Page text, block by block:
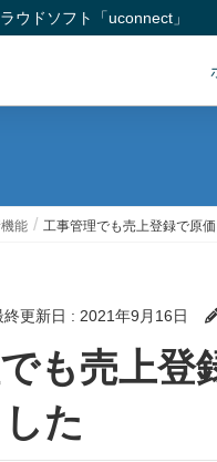
ウドソフト「uconnect」
能 工事管理でも売上登録で原
終更新日 : 2021年9月16日
た